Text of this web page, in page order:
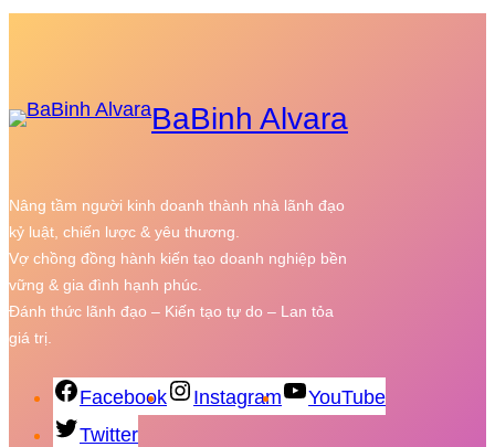
BaBinh Alvara
Nâng tầm người kinh doanh thành nhà lãnh đạo
kỷ luật, chiến lược & yêu thương.
Vợ chồng đồng hành kiến tạo doanh nghiệp bền
vững & gia đình hạnh phúc.
Đánh thức lãnh đạo – Kiến tạo tự do – Lan tỏa
giá trị.
Facebook Instagram
YouTube
Twitter